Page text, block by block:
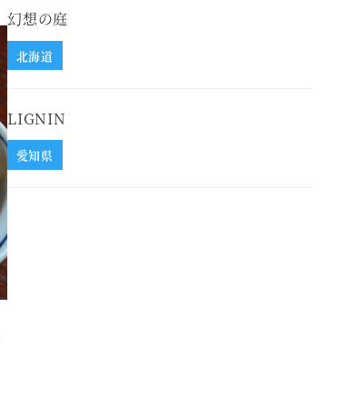
幻想の庭
北海道
LIGNIN
愛知県